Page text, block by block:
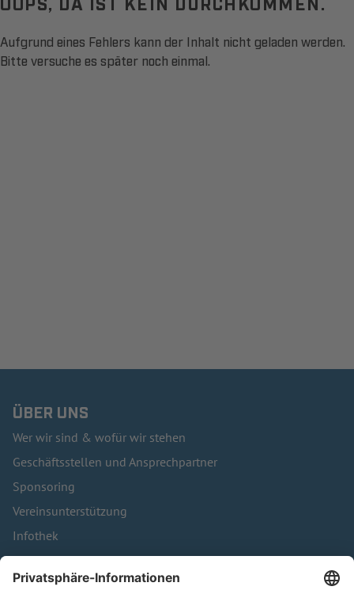
Aufgrund eines Fehlers kann der Inhalt nicht geladen werden.
Bitte versuche es später noch einmal.
ÜBER UNS
Wer wir sind & wofür wir stehen
Geschäftsstellen und Ansprechpartner
Sponsoring
Vereinsunterstützung
Infothek
Kontakt